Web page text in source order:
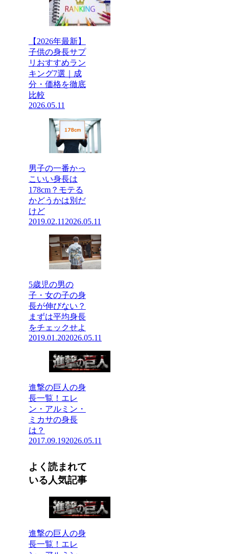
【2026年最新】
子供の身長サプ
リおすすめラン
キング7選｜成
分・価格を徹底
比較
2026.05.11
男子の一番かっ
こいい身長は
178cm？モテる
かどうかは別だ
けど
2019.02.112026.05.11
5歳児の男の
子・女の子の身
長が伸びない？
まずは平均身長
をチェックせよ
2019.01.202026.05.11
進撃の巨人の身
長一覧！エレ
ン・アルミン・
ミカサの身長
は？
2017.09.192026.05.11
よく読まれて
いる人気記事
進撃の巨人の身
長一覧！エレ